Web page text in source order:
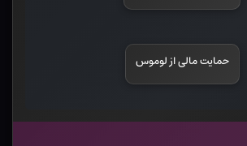
حمایت مالی از لوموس